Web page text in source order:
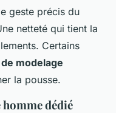
geste précis du
netteté qui tient la
Certains
modelage
la pousse.
dédié